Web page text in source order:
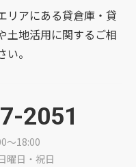
リアにある貸倉庫・貸
土地活用に関するご相
。
2051
～18:00
曜日・祝日